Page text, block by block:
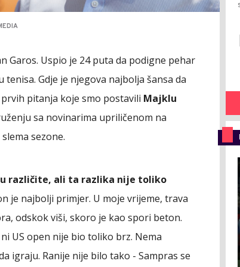
Garos. Uspio je 24 puta da podigne pehar
Gdje je njegova najbolja šansa da
pitanja koje smo postavili Majklu
sa novinarima upriličenom na
sezone.
različite, ali ta razlika nije toliko
je najbolji primjer. U moje vrijeme, trava
odskok viši, skoro je kao spori beton.
US open nije bio toliko brz. Nema
igraju. Ranije nije bilo tako - Sampras se